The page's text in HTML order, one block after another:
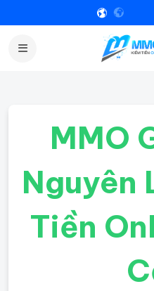
MMO
Nguyên
Tiền